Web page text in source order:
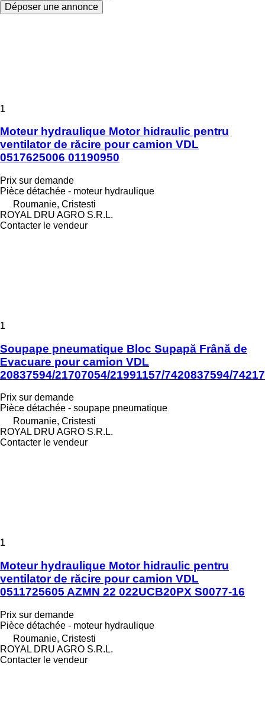
Déposer une annonce
1
Moteur hydraulique Motor hidraulic pentru
ventilator de răcire pour camion VDL
0517625006 01190950
Prix sur demande
Pièce détachée - moteur hydraulique
Roumanie, Cristesti
ROYAL DRU AGRO S.R.L.
Contacter le vendeur
1
Soupape pneumatique Bloc Supapă Frână de
Evacuare pour camion VDL
20837594/21707054/21991157/7420837594/
Prix sur demande
Pièce détachée - soupape pneumatique
Roumanie, Cristesti
ROYAL DRU AGRO S.R.L.
Contacter le vendeur
1
Moteur hydraulique Motor hidraulic pentru
ventilator de răcire pour camion VDL
0511725605 AZMN 22 022UCB20PX S0077-16
Prix sur demande
Pièce détachée - moteur hydraulique
Roumanie, Cristesti
ROYAL DRU AGRO S.R.L.
Contacter le vendeur